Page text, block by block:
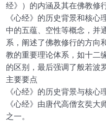
经》）的内涵及其在佛教修
《心经》的历史背景和核心
中的五蕴、空性等概念，并
系，阐述了佛教修行的方向
教的重要理论体系，如十二
的区别，最后强调了般若波
主要要点
《心经》的历史背景与核心
《心经》由唐代高僧玄奘
之一。